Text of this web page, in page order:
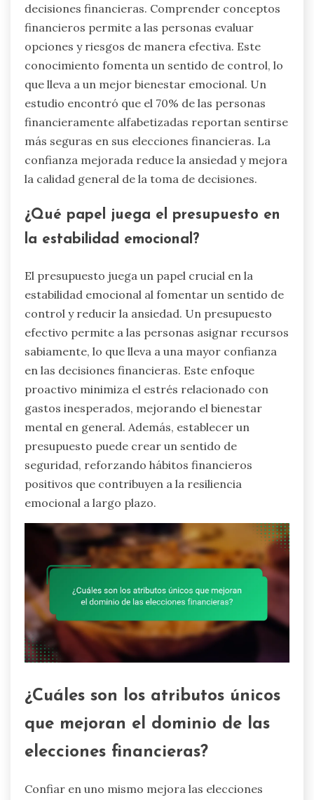
decisiones financieras. Comprender conceptos
financieros permite a las personas evaluar
opciones y riesgos de manera efectiva. Este
conocimiento fomenta un sentido de control, lo
que lleva a un mejor bienestar emocional. Un
estudio encontró que el 70% de las personas
financieramente alfabetizadas reportan sentirse
más seguras en sus elecciones financieras. La
confianza mejorada reduce la ansiedad y mejora
la calidad general de la toma de decisiones.
¿Qué papel juega el presupuesto en
la estabilidad emocional?
El presupuesto juega un papel crucial en la
estabilidad emocional al fomentar un sentido de
control y reducir la ansiedad. Un presupuesto
efectivo permite a las personas asignar recursos
sabiamente, lo que lleva a una mayor confianza
en las decisiones financieras. Este enfoque
proactivo minimiza el estrés relacionado con
gastos inesperados, mejorando el bienestar
mental en general. Además, establecer un
presupuesto puede crear un sentido de
seguridad, reforzando hábitos financieros
positivos que contribuyen a la resiliencia
emocional a largo plazo.
¿Cuáles son los atributos únicos
que mejoran el dominio de las
elecciones financieras?
Confiar en uno mismo mejora las elecciones